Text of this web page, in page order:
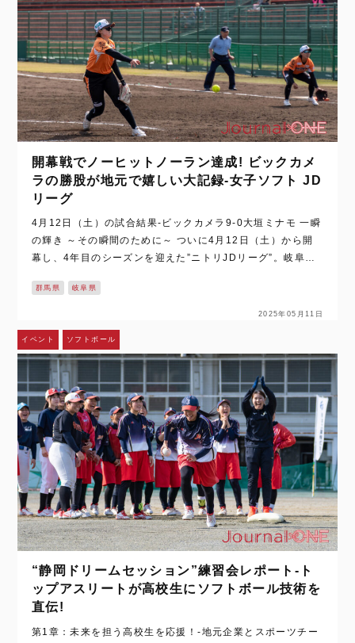
開幕戦でノーヒットノーラン達成! ビックカメ
ラの勝股が地元で嬉しい大記録-女子ソフト JD
リーグ
4月12日（土）の試合結果-ビックカメラ9-0大垣ミナモ 一瞬
の輝き ～その瞬間のために～ ついに4月12日（土）から開
幕し、4年目のシーズンを迎えた”ニトリJDリーグ”。岐阜県
点としている”大垣ミ…
群馬県 岐阜県
2025年05月11日
イベント ソフトボール
“静岡ドリームセッション”練習会レポート-ト
ップアスリートが高校生にソフトボール技術を
直伝!
第1章：未来を担う高校生を応援！-地元企業とスポーツチー